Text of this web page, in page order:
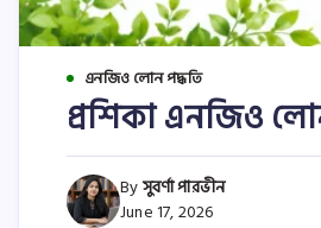
এনজিও লোন পদ্ধতি
প্রশিকা এনজিও
Byসুবর্ণা পারভীন
June 17, 2026